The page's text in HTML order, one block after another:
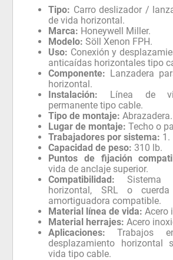
Tipo: Carro deslizador /
de vida horizontal.
Marca: Honeywell Miller.
Modelo: Söll Xenon FPH.
Uso: Conexión y
anticaídas horizontales tipo
Componente: Lanzadera
horizontal.
Instalación: Línea de
permanente tipo cable.
Tipo de montaje: Abrazadera.
Lugar de montaje: Techo o
Trabajadores por sistema: 1.
Capacidad de peso: 310 lb.
Puntos de fijación
vida de anclaje superior.
Compatibilidad: Sistema
horizontal, SRL o
amortiguadora compatible.
Material línea de vida: Acero
Material herrajes: Acero
Aplicaciones: Trabajos
desplazamiento horizontal
vida tipo cable.